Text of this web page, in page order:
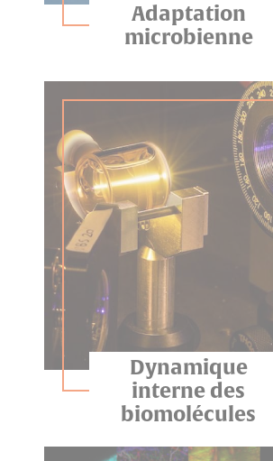
Adaptation
microbienne
Dynamique
interne des
biomolécules